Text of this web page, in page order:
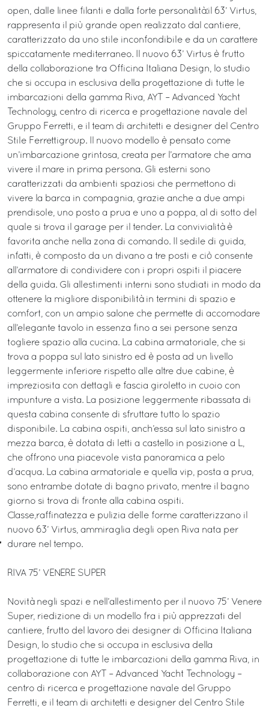
open, dalle linee filanti e dalla forte personalità:il 63’ Virtus,
rappresenta il più grande open realizzato dal cantiere,
caratterizzato da uno stile inconfondibile e da un carattere
spiccatamente mediterraneo. Il nuovo 63’ Virtus è frutto
della collaborazione tra Officina Italiana Design, lo studio
che si occupa in esclusiva della progettazione di tutte le
imbarcazioni della gamma Riva, AYT – Advanced Yacht
Technology, centro di ricerca e progettazione navale del
Gruppo Ferretti, e il team di architetti e designer del Centro
Stile Ferrettigroup. Il nuovo modello è pensato come
un’imbarcazione grintosa, creata per l’armatore che ama
vivere il mare in prima persona. Gli esterni sono
caratterizzati da ambienti spaziosi che permettono di
vivere la barca in compagnia, grazie anche a due ampi
prendisole, uno posto a prua e uno a poppa, al di sotto del
quale si trova il garage per il tender. La convivialità è
favorita anche nella zona di comando. Il sedile di guida,
infatti, è composto da un divano a tre posti e ciò consente
all’armatore di condividere con i propri ospiti il piacere
della guida. Gli allestimenti interni sono studiati in modo da
ottenere la migliore disponibilità in termini di spazio e
comfort, con un ampio salone che permette di accomodare
all’elegante tavolo in essenza fino a sei persone senza
togliere spazio alla cucina. La cabina armatoriale, che si
trova a poppa sul lato sinistro ed è posta ad un livello
leggermente inferiore rispetto alle altre due cabine, è
impreziosita con dettagli e fascia giroletto in cuoio con
impunture a vista. La posizione leggermente ribassata di
questa cabina consente di sfruttare tutto lo spazio
disponibile. La cabina ospiti, anch’essa sul lato sinistro a
mezza barca, è dotata di letti a castello in posizione a L,
che offrono una piacevole vista panoramica a pelo
d’acqua. La cabina armatoriale e quella vip, posta a prua,
sono entrambe dotate di bagno privato, mentre il bagno
giorno si trova di fronte alla cabina ospiti.
Classe,raffinatezza e pulizia delle forme caratterizzano il
nuovo 63’ Virtus, ammiraglia degli open Riva nata per
durare nel tempo.
RIVA 75’ VENERE SUPER
Novità negli spazi e nell’allestimento per il nuovo 75’ Venere
Super, riedizione di un modello fra i più apprezzati del
cantiere, frutto del lavoro dei designer di Officina Italiana
Design, lo studio che si occupa in esclusiva della
progettazione di tutte le imbarcazioni della gamma Riva, in
collaborazione con AYT – Advanced Yacht Technology –
centro di ricerca e progettazione navale del Gruppo
Ferretti, e il team di architetti e designer del Centro Stile